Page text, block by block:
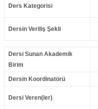
Ders Kategorisi
Dersin Veriliş Şekli
Dersi Sunan Akademik
Birim
Dersin Koordinatörü
Dersi Veren(ler)